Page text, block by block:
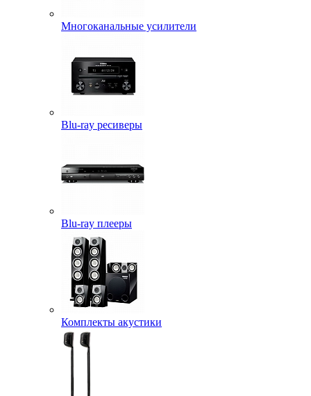
Многоканальные усилители
Blu-ray ресиверы
Blu-ray плееры
Комплекты акустики